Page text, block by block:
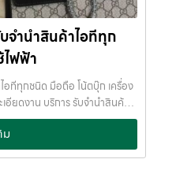
ามนิยมมากในกลุ่มผู้ใช้จริง และ
14 / 14 Pro Xiaomi 13
งเท่า iPhone แต่ยังสามารถ
เหมาะกับคนต้องการเงินด่วน
OPPO เป็นมือถือที่มีดีไซน์สวย
ได้ดี: OPPO Find X7 / X6
าร รับฝากมือถือ OPPO โดยเฉ
และ Google Pixel มือถือ
มาจำนำได้ รุ่นที่น่าสนใจ: Vivo
จำนำสินค้าไอทีทุก
ฟฟ้า
อทีทุกชนิด มือถือ โน้ตบุ๊ก เครื่อง
อียดงาน บริการ รับจำนำสินค้า
ว แจ้งวัฒนะ สีลม รัชดา บางแค
ปลอดภัย ให้ราคาสูง รับจำนำเท
ด มือถือ โน้ตบุ๊ก เครื่องใช้ไฟฟ้า
ม